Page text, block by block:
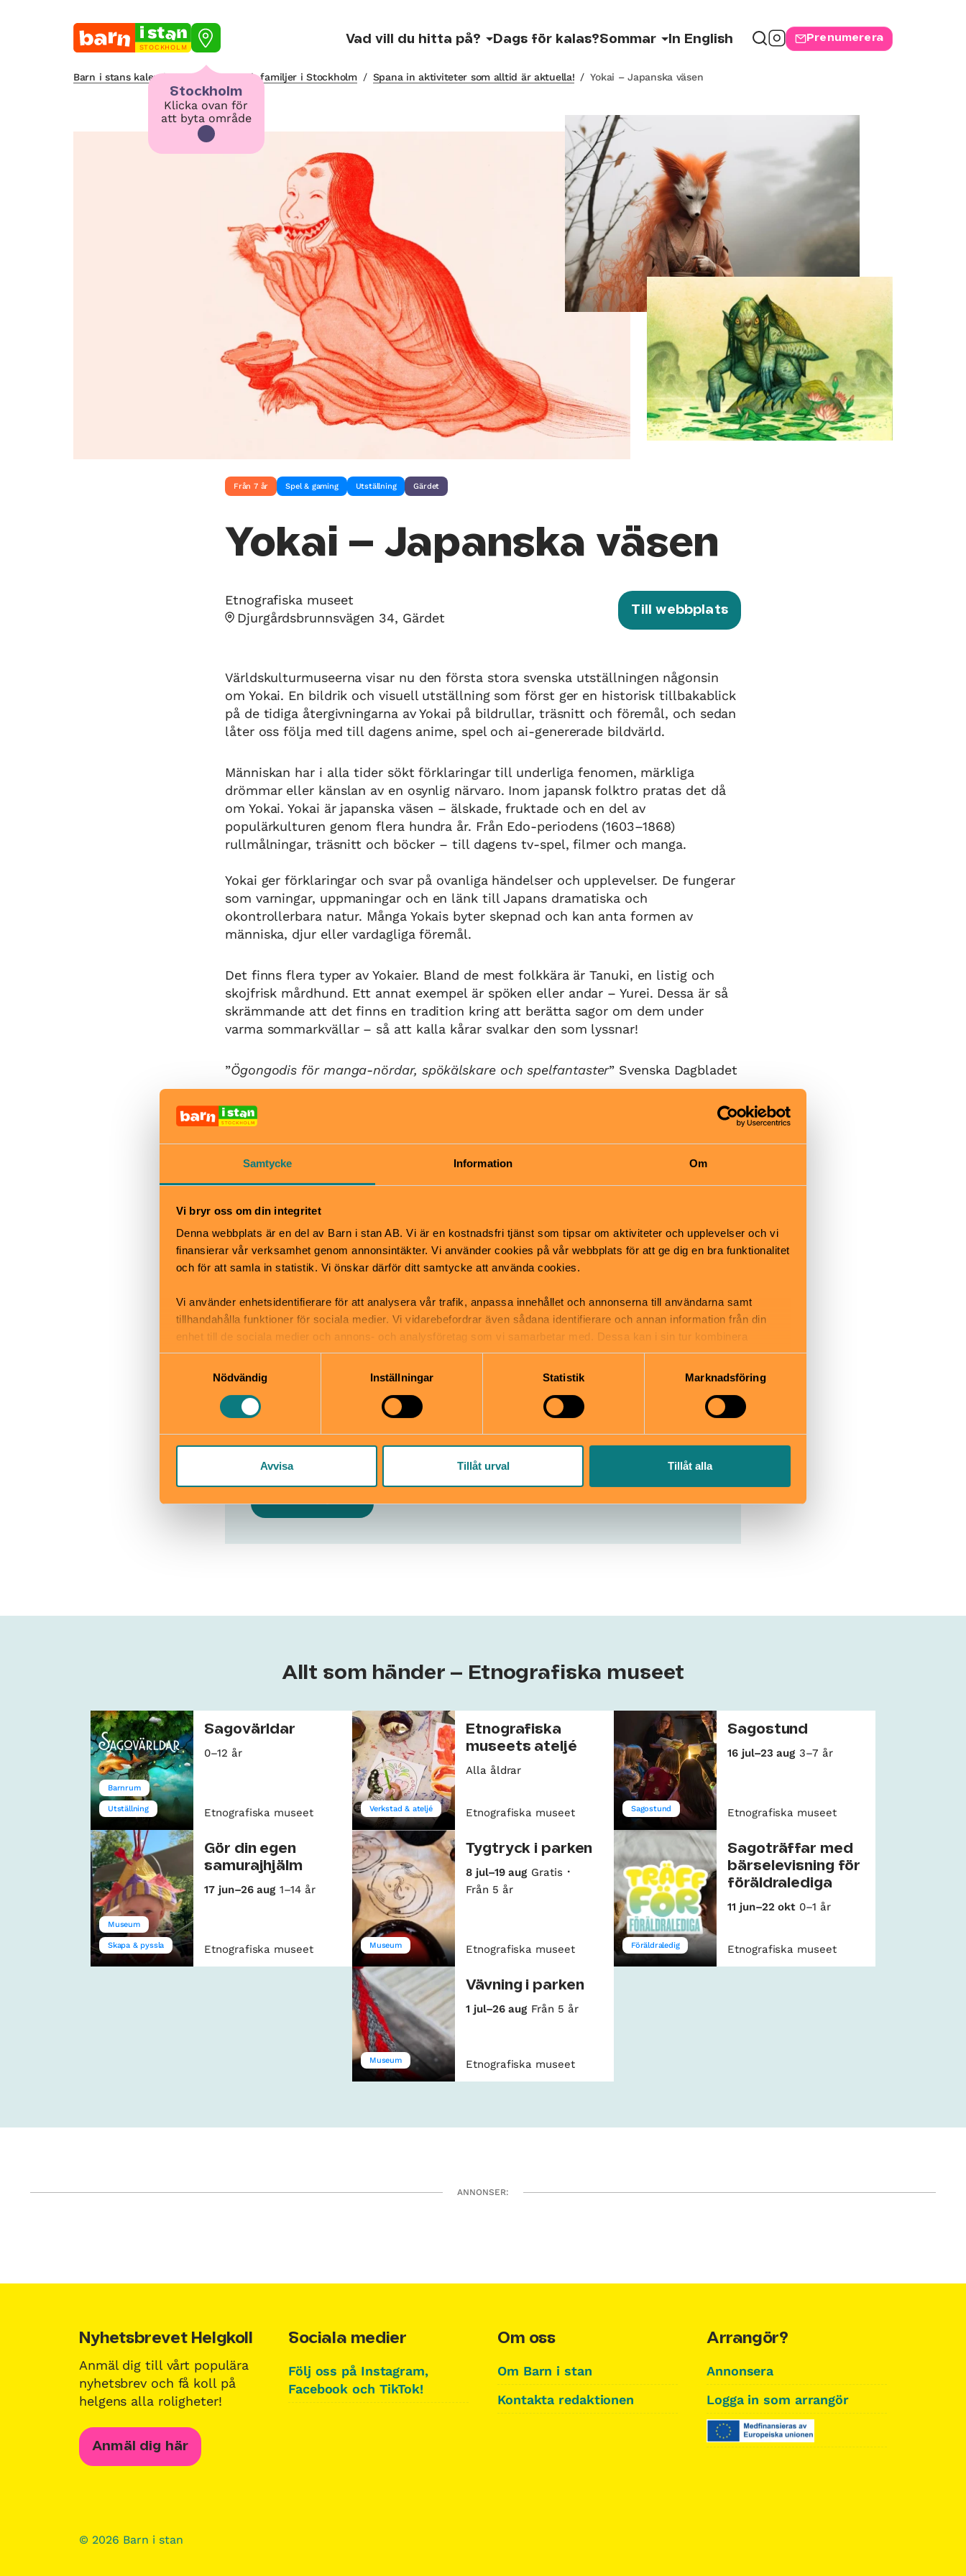
Samtycke Information Om
Vi bryr oss om din integritet
Denna webbplats är en del av Barn i stan AB. Vi är en kostnadsfri tjänst som tipsar om aktiviteter och upplevelser och vi
finansierar vår verksamhet genom annonsintäkter. Vi använder cookies på vår webbplats för att ge dig en bra funktionalitet
och för att samla in statistik. Vi önskar därför ditt samtycke att använda cookies.
Vi använder enhetsidentifierare för att analysera vår trafik, anpassa innehållet och annonserna till användarna samt
tillhandahålla funktioner för sociala medier. Vi vidarebefordrar även sådana identifierare och annan information från din
enhet till de sociala medier och annons- och analysföretag som vi samarbetar med. Dessa kan i sin tur kombinera
informationen med annan information som du har tillhandahållit eller som de har samlat in när du har använt deras tjänster.
Nödvändig
Inställningar Statistik Marknadsföring
Avvisa Tillåt urval Tillåt alla
STOCKHOLM
Stockholm
Klicka ovan för
att byta område
Vad vill du hitta på? Dags för kalas?Sommar In English Prenumerera
Barn i stans kalendarium för barn och familjer i Stockholm / Spana in aktiviteter som alltid är aktuella! / Yokai – Japanska väsen
Från 7 år Spel & gaming Utställning Gärdet
Yokai – Japanska väsen
Etnografiska museet
Djurgårdsbrunnsvägen 34, Gärdet
Till webbplats
Världskulturmuseerna visar nu den första stora svenska utställningen någonsin
om Yokai. En bildrik och visuell utställning som först ger en historisk tillbakablick
på de tidiga återgivningarna av Yokai på bildrullar, träsnitt och föremål, och sedan
låter oss följa med till dagens anime, spel och ai-genererade bildvärld.
Människan har i alla tider sökt förklaringar till underliga fenomen, märkliga
drömmar eller känslan av en osynlig närvaro. Inom japansk folktro pratas det då
om Yokai. Yokai är japanska väsen – älskade, fruktade och en del av
populärkulturen genom flera hundra år. Från Edo-periodens (1603–1868)
rullmålningar, träsnitt och böcker – till dagens tv-spel, filmer och manga.
Yokai ger förklaringar och svar på ovanliga händelser och upplevelser. De fungerar
som varningar, uppmaningar och en länk till Japans dramatiska och
okontrollerbara natur. Många Yokais byter skepnad och kan anta formen av
människa, djur eller vardagliga föremål.
Det finns flera typer av Yokaier. Bland de mest folkkära är Tanuki, en listig och
skojfrisk mårdhund. Ett annat exempel är spöken eller andar – Yurei. Dessa är så
skrämmande att det finns en tradition kring att berätta sagor om dem under
varma sommarkvällar – så att kalla kårar svalkar den som lyssnar!
”Ögongodis för manga-nördar, spökälskare och spelfantaster” Svenska Dagbladet
När
Visas 13 September 2024 – 22
November 2026
Pris
Dagsbiljett ordinarie 160 kr
Årskort 200 kr
Bra att veta
Okej med matsäck
Hiss och ramper
Restaurang
Skötbord
Buss 69 från Sergels torg, hållplats
Museiparken på Gärdet.
Etnografiska museet
Allt som händer – Etnografiska museet
Barnrum
Utställning
Sagovärldar
0–12 år
Etnografiska museet Verkstad & ateljé
Etnografiska
museets ateljé
Alla åldrar
Etnografiska museet Sagostund
Sagostund
16 jul–23 aug 3–7 år
Etnografiska museet
Museum
Skapa & pyssla
Gör din egen
samurajhjälm
17 jun–26 aug 1–14 år
Etnografiska museet Museum
Tygtryck i parken
8 jul–19 aug Gratis
Från 5 år
Etnografiska museet Föräldraledig
Sagoträffar med
bärselevisning för
föräldralediga
11 jun–22 okt 0–1 år
Etnografiska museet
Museum
Vävning i parken
1 jul–26 aug Från 5 år
Etnografiska museet
ANNONSER:
Nyhetsbrevet Helgkoll
Anmäl dig till vårt populära
nyhetsbrev och få koll på
helgens alla roligheter!
Anmäl dig här
Sociala medier
Följ oss på Instagram,
Facebook och TikTok!
Om oss
Om Barn i stan
Kontakta redaktionen
Arrangör?
Annonsera
Logga in som arrangör
© 2026 Barn i stan